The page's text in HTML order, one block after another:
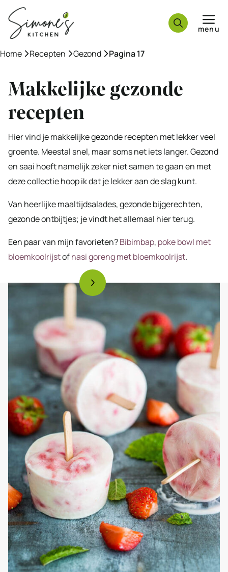
naar
inhoud
menu
Home »Recepten »Gezond »Pagina 17
Makkelijke gezonde
recepten
Hier vind je makkelijke gezonde recepten met lekker veel
groente. Meestal snel, maar soms net iets langer. Gezond
en saai hoeft namelijk zeker niet samen te gaan en met
deze collectie hoop ik dat je lekker aan de slag kunt.
Van heerlijke maaltijdsalades, gezonde bijgerechten,
gezonde ontbijtjes; je vindt het allemaal hier terug.
Een paar van mijn favorieten?Bibimbap, poke bowl met
bloemkoolrijstofnasi goreng met bloemkoolrijst.